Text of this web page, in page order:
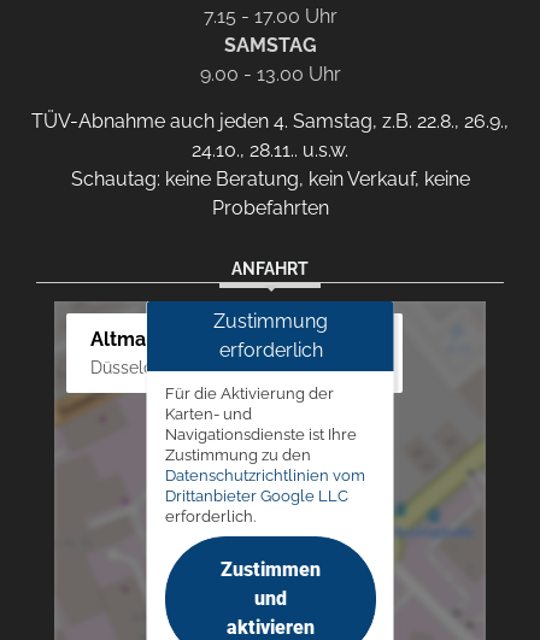
7.15 - 17.00 Uhr
SAMSTAG
9.00 - 13.00 Uhr
TÜV-Abnahme auch jeden 4. Samstag, z.B. 22.8., 26.9.,
24.10., 28.11.. u.s.w.
Schautag: keine Beratung, kein Verkauf, keine
Probefahrten
ANFAHRT
Altmann Autoland
Düsseldorfer Str. 69 - 79, 42781 Haan
Zustimmung
erforderlich
Für die Aktivierung der
Karten- und
Navigationsdienste ist Ihre
Zustimmung zu den
Datenschutzrichtlinien vom
Drittanbieter Google LLC
erforderlich.
Zustimmen
und
aktivieren